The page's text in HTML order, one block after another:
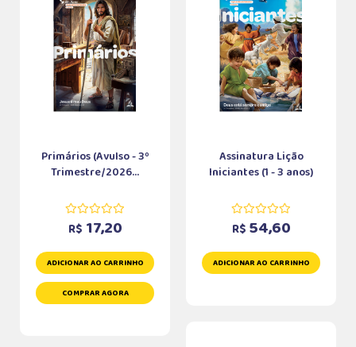
Primários (Avulso - 3º
Trimestre/2026...
R$ 17,20
ADICIONAR AO CARRINHO
COMPRAR AGORA
Assinatura Lição
Iniciantes (1 - 3 anos)
R$ 54,60
ADICIONAR AO CARRINHO